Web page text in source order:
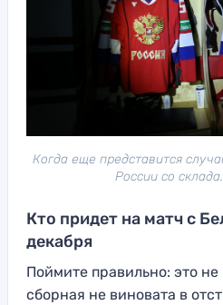
Когда еще представится
России со
Кто придет на матч с
декабря
Поймите правильно: это
сборная не виновата в